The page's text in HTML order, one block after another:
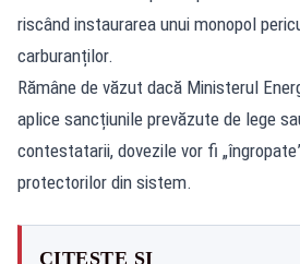
riscând instaurarea unui monopol
carburanților.
Rămâne de văzut dacă Ministerul
aplice sancțiunile prevăzute de lege
contestatarii, dovezile vor fi
protectorilor din sistem.
CITEȘTE ȘI